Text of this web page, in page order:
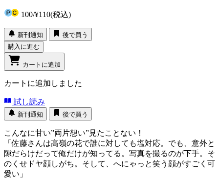
100/¥110(税込)
新刊通知
後で買う
購入に進む
カートに追加
カートに追加しました
試し読み
新刊通知 後で買う
こんなに甘い”両片想い”見たことない！
「佐藤さんは高嶺の花で誰に対しても塩対応。でも、意外と
隙だらけだって俺だけが知ってる。写真を撮るのが下手。そ
のくせドヤ顔しがち。そして、へにゃっと笑う顔がすごく可
愛い」